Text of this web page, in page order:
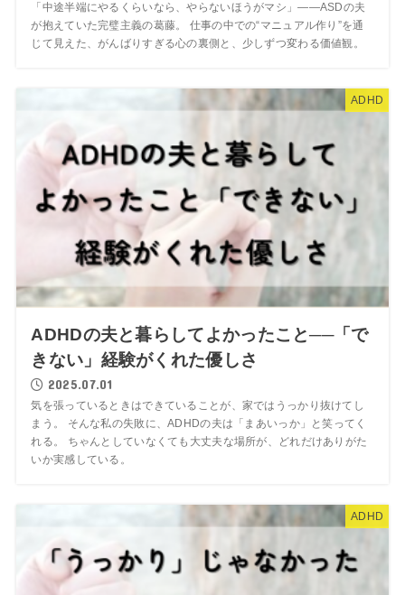
「中途半端にやるくらいなら、やらないほうがマシ」――ASDの夫
が抱えていた完璧主義の葛藤。 仕事の中での“マニュアル作り”を通
じて見えた、がんばりすぎる心の裏側と、少しずつ変わる価値観。
ADHD
ADHDの夫と暮らしてよかったこと──「で
きない」経験がくれた優しさ
2025.07.01
気を張っているときはできていることが、家ではうっかり抜けてし
まう。 そんな私の失敗に、ADHDの夫は「まあいっか」と笑ってく
れる。 ちゃんとしていなくても大丈夫な場所が、どれだけありがた
いか実感している。
ADHD